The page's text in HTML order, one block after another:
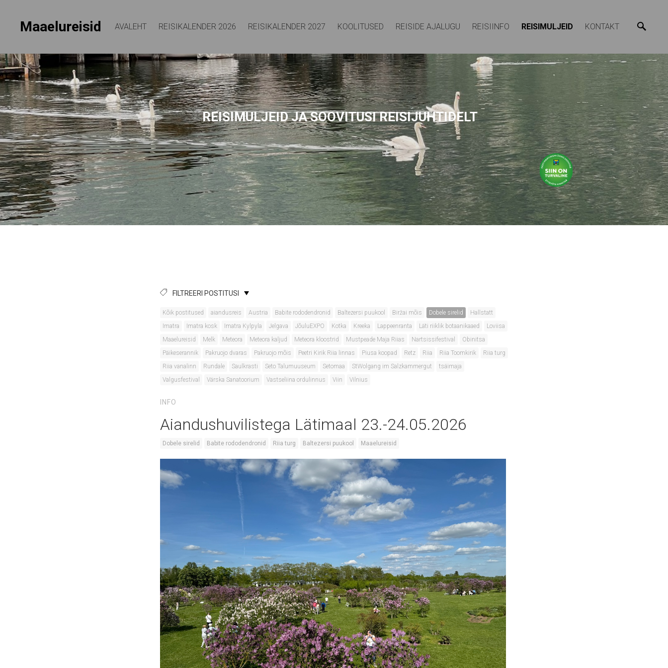
Maaelureisid AVALEHT REISIKALENDER 2026 REISIKALENDER 2027 KOOLITUSED REISIDE AJALUGU REISIINFO REISIMULJEID KONTAKT
REISIMULJEIDJA SOOVITUSI REISIJUHTIDELT
FILTREERI POSTITUSI
Kõik postitused aiandusreis Austria Babite rododendronid Baltezersi puukool Biržai mõis Dobele sirelid
Hallstatt
Imatra
Imatra kosk Imatra Kylpyla Jelgava JõuluEXPO Kotka Kreeka Lappeenranta Läti riiklik botaanikaaed
Loviisa
Maaelureisid
Melk Meteora Meteora kaljud Meteora kloostrid Mustpeade Maja Riias Nartsissifestival
Obinitsa
Päikeserannik
Pakruojo dvaras Pakruojo mõis Peetri Kirik Riia linnas Piusa koopad Retz Riia Riia Toomkirik
Riia turg
Riia vanalinn
Rundale Saulkrasti Seto Talumuuseum Setomaa StWolgang im Salzkammergut
tsäimaja
Valgusfestival
Värska Sanatoorium Vastseliina ordulinnus Viin Vilnius
INFO
Aiandushuvilistega Lätimaal 23.-24.05.2026
Dobele sirelid Babite rododendronid Riia turg Baltezersi puukool Maaelureisid